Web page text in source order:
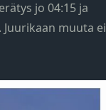
jo 04:15 ja
muuta ei